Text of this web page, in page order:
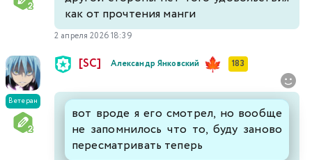
как от прочтения манги
2 апреля 2026 18:39
Ветеран
[SC] Александр Янковский 183
вот вроде я его смотрел, но вообще
не запомнилось что то, буду заново
пересматривать теперь